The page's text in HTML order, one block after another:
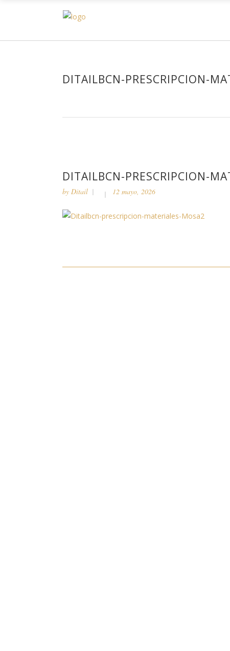
DITAILBCN-PRESCRIPCION-
DITAILBCN-PRESCRIPCION-
by Ditail 12 mayo, 2026